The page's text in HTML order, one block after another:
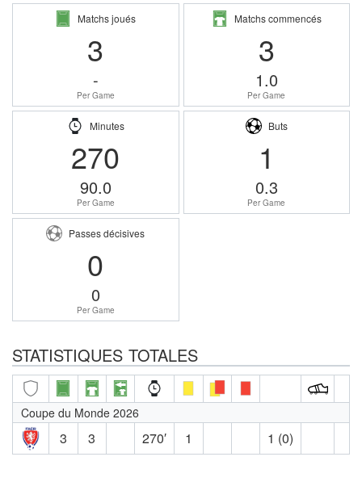
Matchs joués
3
-
Per Game
Matchs commencés
3
1.0
Per Game
Minutes
270
90.0
Per Game
Buts
1
0.3
Per Game
Passes décisives
0
0
Per Game
STATISTIQUES TOTALES
Coupe du Monde 2026
3 3 270′ 1 1 (0)